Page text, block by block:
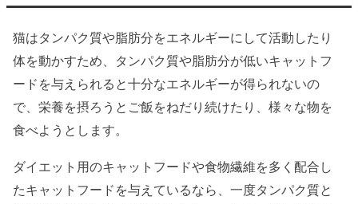
猫はタンパク質や脂肪分をエネルギーにして活動したり
体を動かすため、タンパク質や脂肪分が低いキャットフ
ードを与えられると十分なエネルギーが得られないの
で、栄養を摂ろうとご飯をねだり続けたり、様々な物を
食べようとします。
ダイエット用のキャットフードや食物繊維を多く配合し
たキャットフードを与えているなら、一度タンパク質と